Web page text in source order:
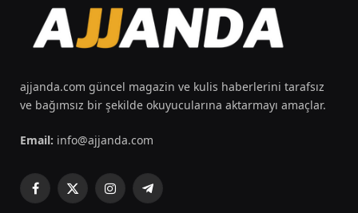
ajjanda.com güncel magazin ve kulis haberlerini tarafsız
ve bağımsız bir şekilde okuyucularına aktarmayı amaçlar.
Email: info@ajjanda.com
Facebook
X
InstagramTelegram